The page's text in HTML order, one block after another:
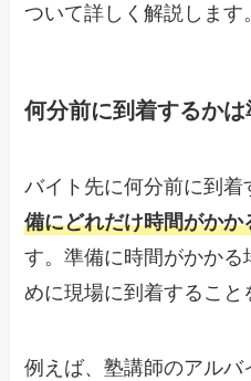
ついて詳しく解説します
何分前に到着するか
バイト先に何分前に到着
備にどれだけ時間がかか
す。準備に時間がかか
めに現場に到着すること
例えば、塾講師のアル